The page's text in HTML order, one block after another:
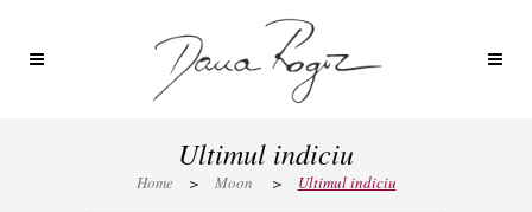
Ultimul indiciu
Home > Moon > Ultimul indiciu